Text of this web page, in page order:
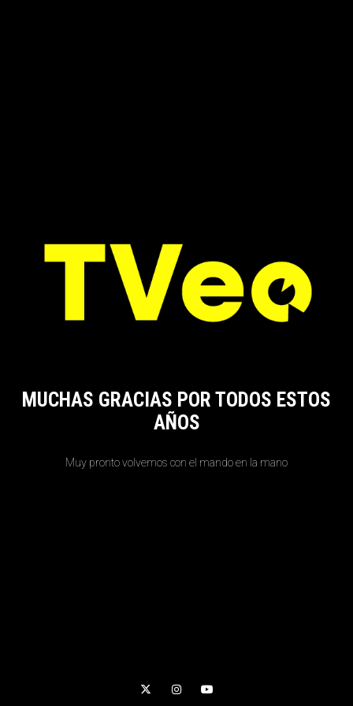
MUCHAS GRACIAS POR TODOS ESTOS
AÑOS
Muy pronto volvemos con el mando en la mano